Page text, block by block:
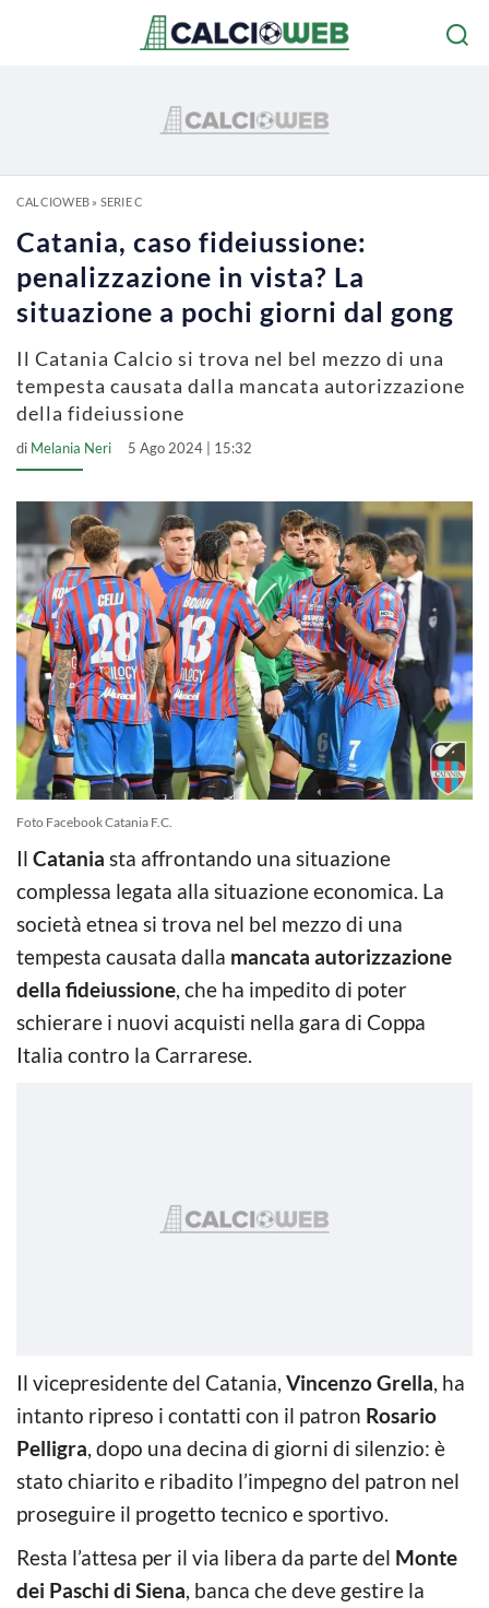
CALCIOWEB» SERIE C
Catania, caso fideiussione:
penalizzazione in vista? La
situazione a pochi giorni dal gong
Il Catania Calcio si trova nel bel mezzo di una
tempesta causata dalla mancata autorizzazione
della fideiussione
di Melania Neri 5 Ago 2024 | 15:32
Foto Facebook Catania F.C.
Il Catania sta affrontando una situazione
complessa legata alla situazione economica. La
società etnea si trova nel bel mezzo di una
tempesta causata dalla mancata autorizzazione
della fideiussione, che ha impedito di poter
schierare i nuovi acquisti nella gara di Coppa
Italia contro la Carrarese.
Il vicepresidente del Catania, Vincenzo Grella, ha
intanto ripreso i contatti con il patron Rosario
Pelligra, dopo una decina di giorni di silenzio: è
stato chiarito e ribadito l’impegno del patron nel
proseguire il progetto tecnico e sportivo.
Resta l’attesa per il via libera da parte del Monte
dei Paschi di Siena, banca che deve gestire la